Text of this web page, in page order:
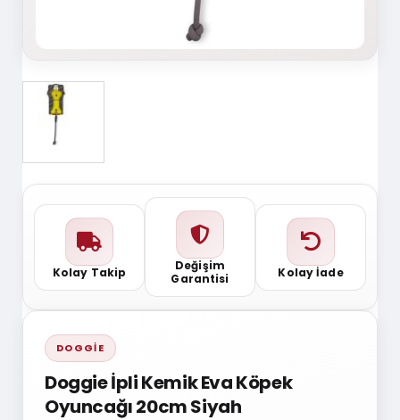
Kolay Takip
Değişim
Garantisi
Kolay İade
DOGGIE
Doggie İpli Kemik Eva Köpek
Oyuncağı 20cm Siyah